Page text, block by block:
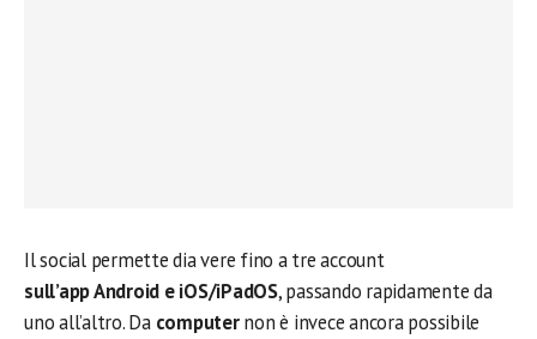
Il social permette dia vere fino a tre account
sull’app Android e iOS/iPadOS, passando rapidamente da
uno all’altro. Da computernon è invece ancora possibile